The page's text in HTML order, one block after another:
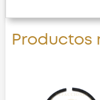
Productos